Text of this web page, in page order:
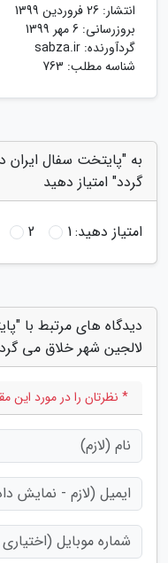
انتشار: 26 فروردین 1399
بروزرسانی: 6 مهر 1399
گردآورنده: sabza.ir
شناسه مطلب: 763
به "پایتخت سفال ایران
گردد" امتیاز دهید
امتیاز دهید:1
2
دیدگاه های مرتبط با
لالجین شهر خلاق می
* نظرتان را در مورد این